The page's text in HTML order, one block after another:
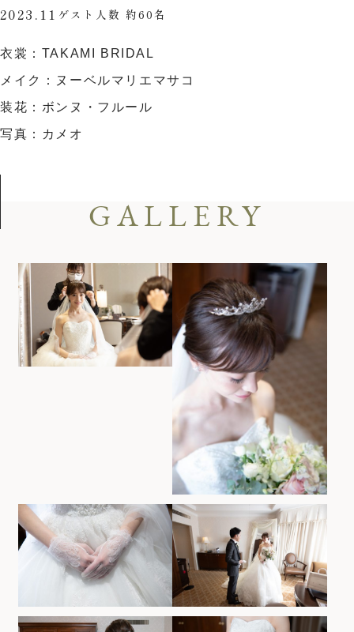
お問い合わせ・
ご不明な点やご相談など、
お気軽にお問い合せください
お問合せ ・ 資料請求
ブライダルフェア
ホテル椿山荘東京
TEL.03-3943-0417
11:00〜18:00（土日祝 10:00〜19:00）
定休日 火曜日（祝除く）
2023.11 ゲスト人数 約60名
衣裳：TAKAMI BRIDAL
メイク：ヌーベルマリエマサコ
装花：ボンヌ・フルール
写真：カメオ
GALLERY